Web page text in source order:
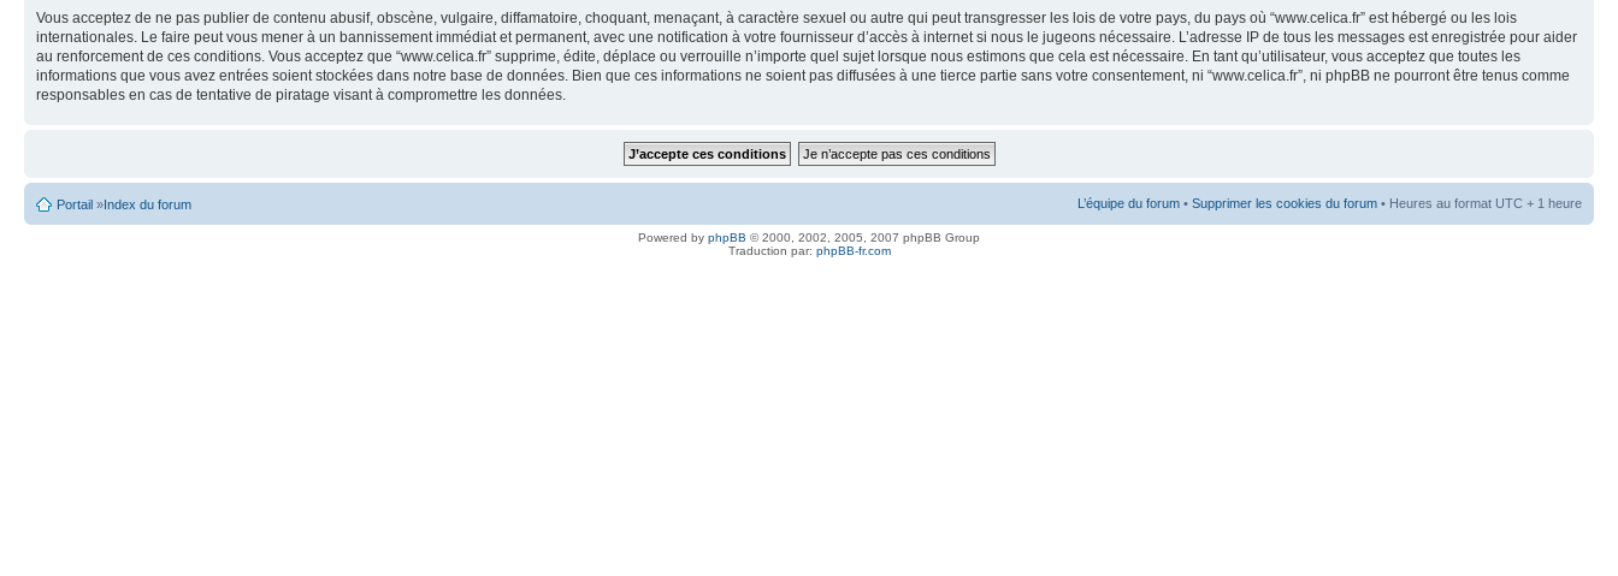
Vous acceptez de ne pas publier de contenu abusif, obscène, vulgaire, diffamatoire, choquant, menaçant, à caractère sexuel ou autre qui peut transgresser les lois de votre pays, du pays où “www.celica.fr” est hébergé ou les lois
internationales. Le faire peut vous mener à un bannissement immédiat et permanent, avec une notification à votre fournisseur d’accès à internet si nous le jugeons nécessaire. L’adresse IP de tous les messages est enregistrée pour aider
au renforcement de ces conditions. Vous acceptez que “www.celica.fr” supprime, édite, déplace ou verrouille n’importe quel sujet lorsque nous estimons que cela est nécessaire. En tant qu’utilisateur, vous acceptez que toutes les
informations que vous avez entrées soient stockées dans notre base de données. Bien que ces informations ne soient pas diffusées à une tierce partie sans votre consentement, ni “www.celica.fr”, ni phpBB ne pourront être tenus comme
responsables en cas de tentative de piratage visant à compromettre les données.
Portail »Index du forum L’équipe du forum • Supprimer les cookies du forum • Heures au format UTC + 1 heure
Powered by phpBB © 2000, 2002, 2005, 2007 phpBB Group
Traduction par: phpBB-fr.com